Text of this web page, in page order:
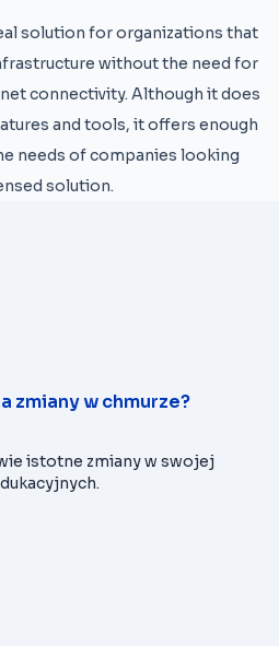
solution for organizations that
without the need for
connectivity. Although it does
and tools, it offers enough
needs of companies looking
solution.
zmiany w chmurze?
istotne zmiany w swojej